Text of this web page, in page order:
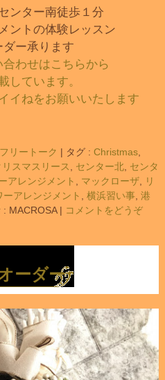
ンター南徒歩１分
ントの体験レッスン
ダー承ります
わせはこちらから
しています。
イねをお願いいたします
フリートーク | タグ : Christmas,
リスマスリース センター北, センタ
アレンジメント マックローザ,
リ
アレンジメント 横浜習い事, 港
: MACROSA | コメントをどうぞ
ダー